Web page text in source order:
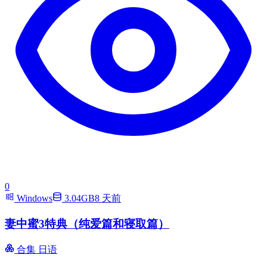
0
Windows
3.04GB8 天前
妻中蜜3特典（纯爱篇和寝取篇）
合集 日语